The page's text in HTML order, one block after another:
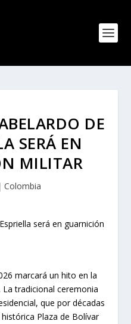
DE
SERÁ EN
MILITAR
Colombia
marcará un hito en la
tradicional ceremonia
que por décadas
Plaza de Bolívar